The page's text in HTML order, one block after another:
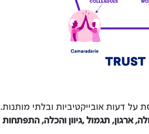
דעות אובייקטיביות ובלתי מותנות.
ארגון, תגמול ,גיוון והכלה, התפתחות